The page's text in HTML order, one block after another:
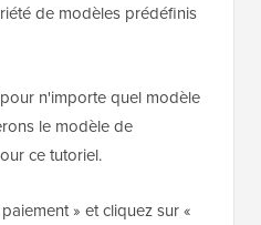
de modèles prédéfinis
n'importe quel modèle
le modèle de
ce tutoriel.
» et cliquez sur «